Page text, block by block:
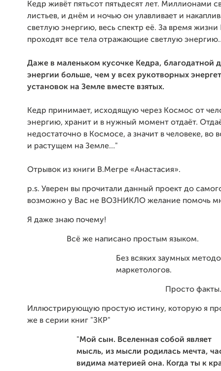
Кедр живёт пятьсот пятьдесят лет. Миллионами
листьев, и днём и ночью он улавливает и
светлую энергию, весь спектр её. За время
проходят все тела отражающие светлую
Даже в маленьком кусочке Кедра, благодатной
энергии больше, чем у всех рукотворных
установок на Земле вместе взятых.
Кедр принимает, исходящую через Космос от
энергию, хранит и в нужный момент отдаёт.
недостаточно в Космосе, а значит в человеке, во
и растущем на Земле…"
Отрывок из книги В.Мегре «Анастасия».
p.s. Уверен вы прочитали данный проект до
возможно у Вас не ВОЗНИКЛО желание помочь
Я даже знаю почему!
Всё же написано простым языком.
Без всяких заумных
маркетологов.
Просто факты.
Иллюстрирующую простую истину, которую я
же в серии книг "ЗКР"
"Мой сын. Вселенная собой являет
мысль, из мысли родилась мечта,
видима материей она. Когда ты к